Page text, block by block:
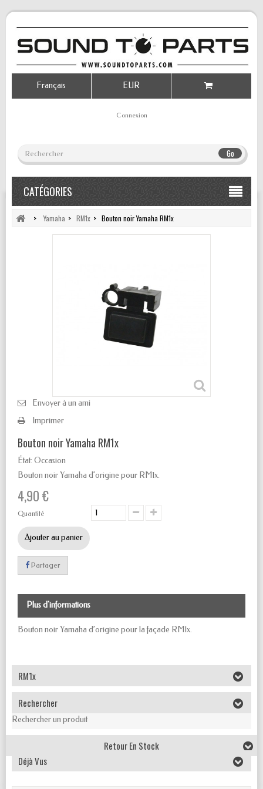
Go
Connexion
EUR
Français
CATÉGORIES
> Yamaha > RM1x > Bouton noir Yamaha RM1x
Envoyer à un ami
Imprimer
Bouton noir Yamaha RM1x
État: Occasion
Bouton noir Yamaha d’origine pour RM1x.
4,90 €
Quantité
Ajouter au panier
Partager
Plus d'informations
Bouton noir Yamaha d’origine pour la façade RM1x.
RM1x
Rechercher
Rechercher un produit
Retour En Stock
Déjà Vus